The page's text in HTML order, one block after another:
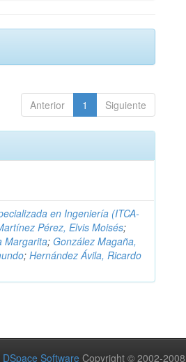
Anterior 1 Siguiente
en Ingeniería (ITCA-
Pérez, Elvis Moisés;
Margarita; González Magaña,
;Hernández Ávila, Ricardo
DSpace Software Copyright © 2002-2008